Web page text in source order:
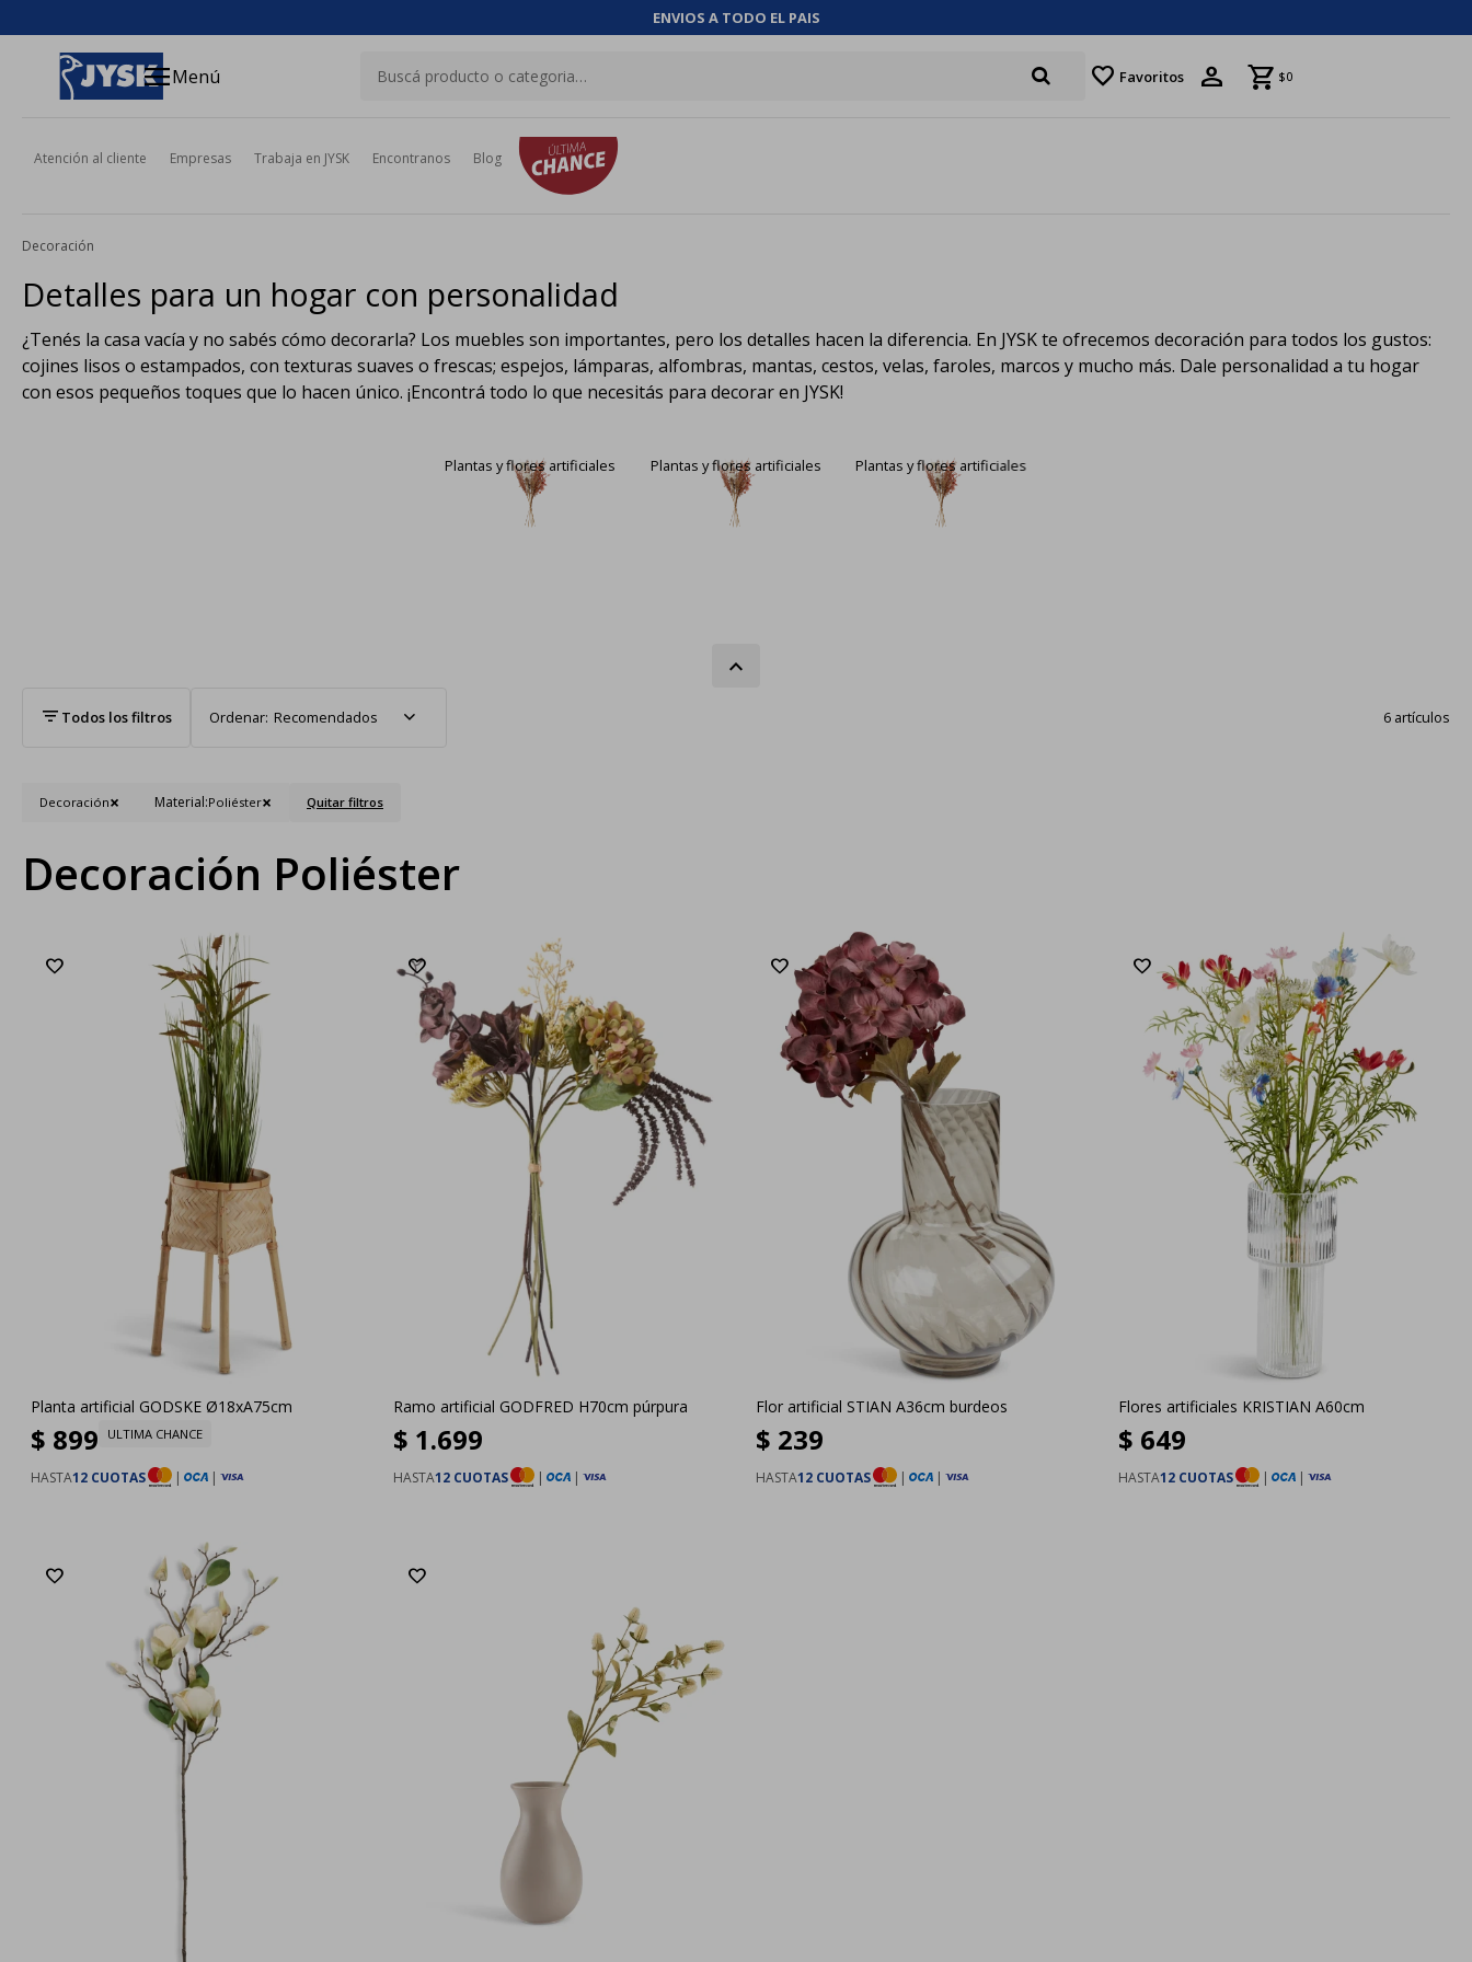
ENVIOS A TODO EL PAIS
menuMenú favorite Favoritos $0
Atención al cliente Empresas Trabaja en JYSK Encontranos Blog
Decoración
Detalles para un hogar con personalidad
¿Tenés la casa vacía y no sabés cómo decorarla? Los muebles son importantes, pero los detalles hacen la diferencia. En JYSK te ofrecemos decoración para todos los gustos:
cojines lisos o estampados, con texturas suaves o frescas; espejos, lámparas, alfombras, mantas, cestos, velas, faroles, marcos y mucho más. Dale personalidad a tu hogar
con esos pequeños toques que lo hacen único. ¡Encontrá todo lo que necesitás para decorar en JYSK!
Plantas y flores artificiales Plantas y flores artificiales Plantas y flores artificiales
Recomendados 6 artículos
Decoración Material:Poliéster Quitar filtros
Decoración Poliéster
Planta artificial GODSKE Ø18xA75cm
$ 899 ULTIMA CHANCE
HASTA12 CUOTAS | |
Ramo artificial GODFRED H70cm púrpura
$ 1.699
HASTA12 CUOTAS | |
Flor artificial STIAN A36cm burdeos
$ 239
HASTA12 CUOTAS | |
Flores artificiales KRISTIAN A60cm
$ 649
HASTA12 CUOTAS | |
close